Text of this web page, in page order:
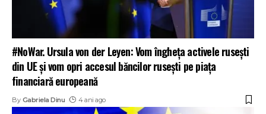
#NoWar. Ursula von der Leyen: Vom îngheţa activele ruseşti
din UE şi vom opri accesul băncilor ruseşti pe piaţa
financiară europeană
By Gabriela Dinu 4 ani ago